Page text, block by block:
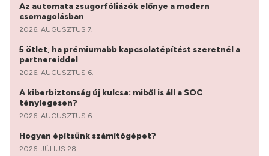
Az automata zsugorfóliázók előnye a modern
csomagolásban
2026. AUGUSZTUS 7.
5 ötlet, ha prémiumabb kapcsolatépítést szeretnél a
partnereiddel
2026. AUGUSZTUS 6.
A kiberbiztonság új kulcsa: miből is áll a SOC
ténylegesen?
2026. AUGUSZTUS 6.
Hogyan építsünk számítógépet?
2026. JÚLIUS 28.